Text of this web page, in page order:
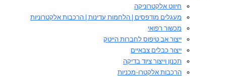
חיווט אלקטרוניקה
מעגלים מודפסים | הלחמות עדינות | הרכבות אלקטרוניות
מכשור רפואי
ייצור אב טיפוס לחברות הייטק
ייצור כבלים צבאיים
תכנון וייצור ציוד בדיקה
הרכבות אלקטרו-מכניות